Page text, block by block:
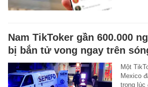
Nam TikToker gần 600.000
bị bắn tử vong ngay trên
Một
Mexico
trong lúc